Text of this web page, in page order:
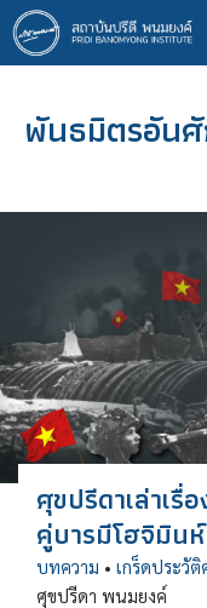
ข้าม
ไป
ยัง
หลักพันธมิตรอัน
ศุขปรีดาเล่าเ
คู่บารมีโฮจิมิน
บทความ • เกร็ดประวัติ
ศุขปรีดา พนมยงค์